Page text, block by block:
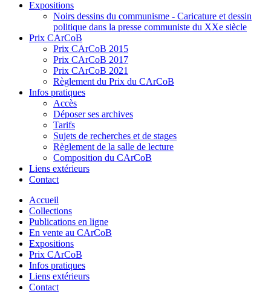
Expositions
Noirs dessins du communisme - Caricature et dessin
politique dans la presse communiste du XXe siècle
Prix CArCoB
Prix CArCoB 2015
Prix CArCoB 2017
Prix CArCoB 2021
Règlement du Prix du CArCoB
Infos pratiques
Accès
Déposer ses archives
Tarifs
Sujets de recherches et de stages
Règlement de la salle de lecture
Composition du CArCoB
Liens extérieurs
Contact
Accueil
Collections
Publications en ligne
En vente au CArCoB
Expositions
Prix CArCoB
Infos pratiques
Liens extérieurs
Contact